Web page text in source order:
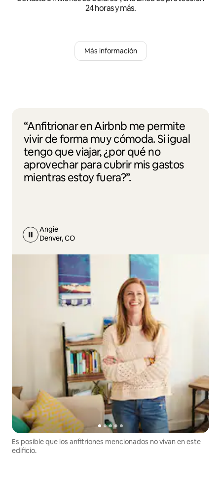
24 horas y más.
Más información
“Anfitrionar en Airbnb me permite
vivir de forma muy cómoda. Si igual
tengo que viajar, ¿por qué no
aprovechar para cubrir mis gastos
mientras estoy fuera?”.
Angie
Denver, CO
Es posible que los anfitriones mencionados no vivan en este
edificio.